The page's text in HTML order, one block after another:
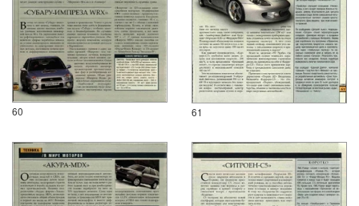
60 61